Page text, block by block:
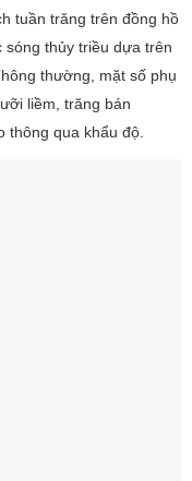
tuần trăng trên đồng hồ
thủy triều dựa trên
thường, mặt số phụ
liềm, trăng bán
thông qua khẩu độ.